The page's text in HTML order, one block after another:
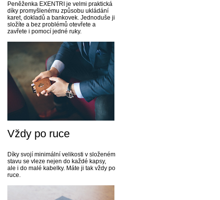
Peněženka EXENTRI je velmi praktická
díky promyšlenému způsobu ukládání
karet, dokladů a bankovek. Jednoduše ji
složíte a bez problémů otevřete a
zavřete i pomocí jedné ruky.
Vždy po ruce
Díky svojí minimální velikosti v složeném
stavu se vleze nejen do každé kapsy,
ale i do malé kabelky. Máte ji tak vždy po
ruce.